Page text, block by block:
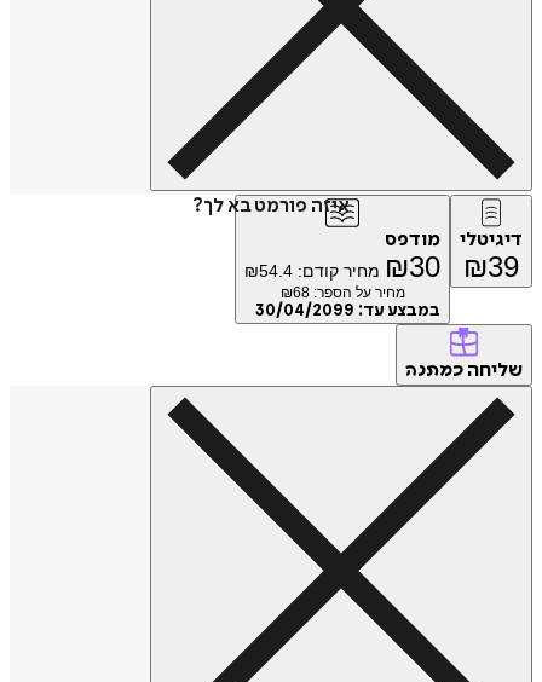
איזה פורמט בא לך?
דיגיטלי
₪39
מודפס
₪30 מחיר קודם: ₪54.4
מחיר על הספר: ₪68
במבצע עד: 30/04/2099
שליחה כמתנה